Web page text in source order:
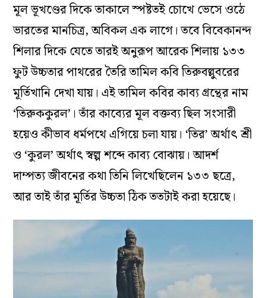
মূল ভূখণ্ডের দিকে তাকালে স্পষ্টতই চোখে ভেসে ওঠে
ভারতের মানচিত্র, অবিকল এক লাগে। তবে বিবেকানন্দ
শিলার দিকে যেতে তারই অনুরূপ আরেক শিলায় ১৩৩
ফুট উচ্চতার পাথরের তৈরি তামিল কবি তিরুবল্লুবরের
মূর্তিখানি দেখা যায়। এই তামিল কবির কাব্য গ্রন্থের নাম
‘তিরুককুরল’। তাঁর কাব্যের মূল বক্তব্য ছিল সংসারী
হয়েও কীভাব ধর্মপথে এগিয়ে চলা যায়। ‘তির’ অর্থাৎ শ্রী
ও ‘কুরল’ অর্থাৎ স্বল্প শব্দে কাব্য বোঝায়। আদর্শ
দাম্পত্য জীবনের কথা তিনি লিখেছিলেন ১৩৩ ছত্রে,
আর তাই তাঁর মূর্তির উচ্চতা ঠিক ততটাই করা হয়েছে।